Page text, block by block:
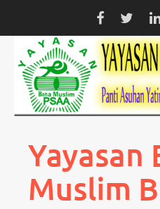
content
Yayasan
Muslim